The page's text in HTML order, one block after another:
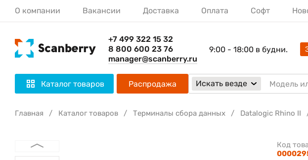
О компании Вакансии Доставка Оплата Софт
+7 499 322 15 32
8 800 600 23 76
manager@scanberry.ru
9:00 - 18:00 в будни.
Каталог товаров Распродажа Искать везде
Главная Каталог товаров Терминалы сбора данных Datalogic Rhino II
Код